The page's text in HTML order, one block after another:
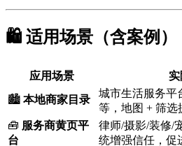
🛍️ 适用场景（含案例）
应用场景
实
🏙️ 本地商家目录
城市生活服务平
等，地图 + 筛选
🧰 服务商黄页平
台
律师/摄影/装修/
统增强信任，促